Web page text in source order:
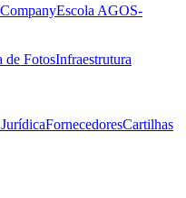
Escola AGOS-
de FotosInfraestrutura
FornecedoresCartilhas